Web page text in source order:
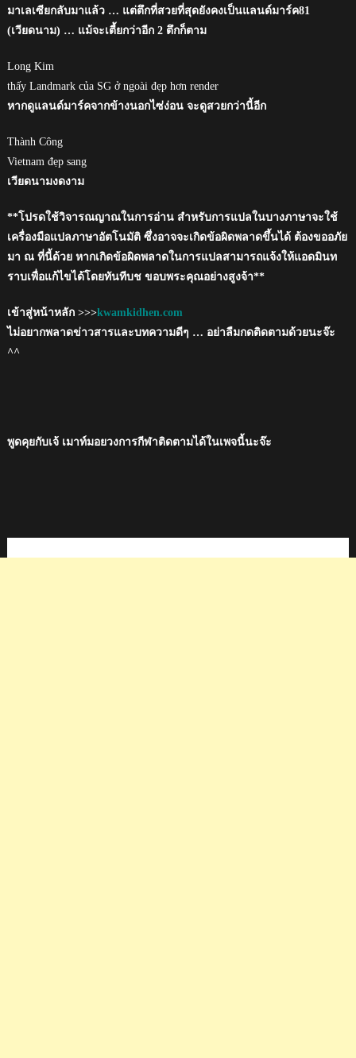
มาเลเซียกลับมาแล้ว … แต่ตึกที่สวยที่สุดยังคงเป็นแลนด์มาร์ค81
(เวียดนาม) … แม้จะเตี้ยกว่าอีก 2 ตึกก็ตาม
Long Kim
thấy Landmark của SG ở ngoài đẹp hơn render
หากดูแลนด์มาร์คจากข้างนอกไซ่ง่อน จะดูสวยกว่านี้อีก
Thành Công
Vietnam đẹp sang
เวียดนามงดงาม
**โปรดใช้วิจารณญาณในการอ่าน สำหรับการแปลในบางภาษาจะใช้
เครื่องมือแปลภาษาอัตโนมัติ ซึ่งอาจจะเกิดข้อผิดพลาดขึ้นได้ ต้องขออภัย
มา ณ ที่นี้ด้วย หากเกิดข้อผิดพลาดในการแปลสามารถแจ้งให้แอดมินท
ราบเพื่อแก้ไขได้โดยทันทีบช ขอบพระคุณอย่างสูงจ้า**
เข้าสู่หน้าหลัก >>>kwamkidhen.com
ไม่อยากพลาดข่าวสารและบทความดีๆ … อย่าลืมกดติดตามด้วยนะจ๊ะ
^^
พูดคุยกับเจ้ เมาท์มอยวงการกีฬาติดตามได้ในเพจนี้นะจ๊ะ